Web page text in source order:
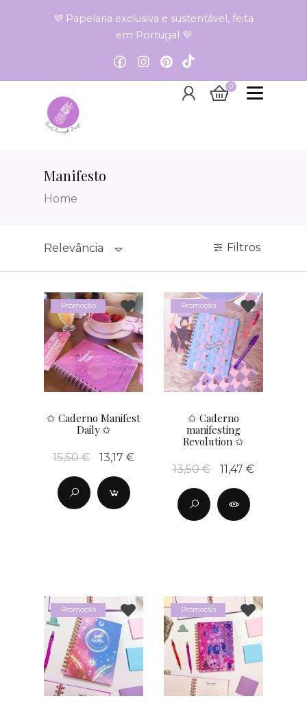
💜 Papelaria exclusiva e sustentável, feita
em Portugal 💜
0
Manifesto
Home
Relevância Filtros
Promoção
✩ Caderno Manifest
Daily ✩
15,50 € 13,17 €
Promoção
✩ Caderno
manifesting
Revolution ✩
13,50 € 11,47 €
Promoção Promoção